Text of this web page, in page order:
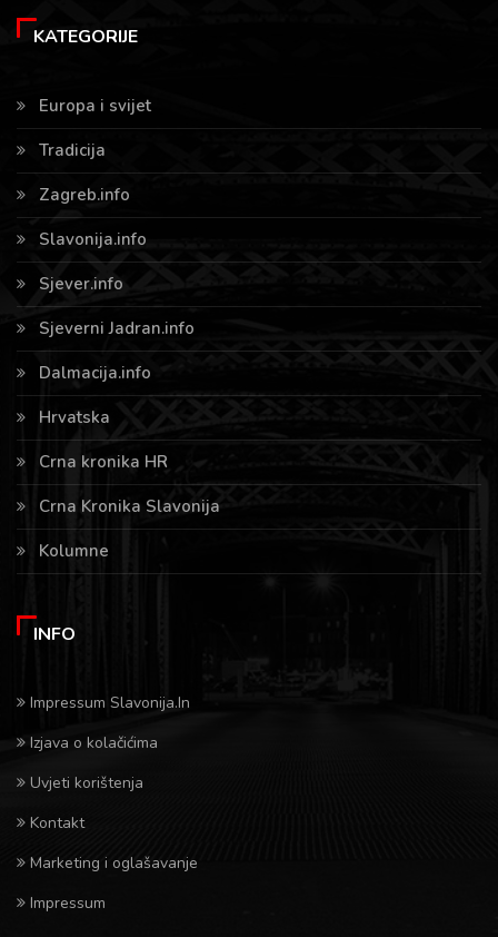
KATEGORIJE
Europa i svijet
Tradicija
Zagreb.info
Slavonija.info
Sjever.info
Sjeverni Jadran.info
Dalmacija.info
Hrvatska
Crna kronika HR
Crna Kronika Slavonija
Kolumne
INFO
Impressum Slavonija.In
Izjava o kolačićima
Uvjeti korištenja
Kontakt
Marketing i oglašavanje
Impressum